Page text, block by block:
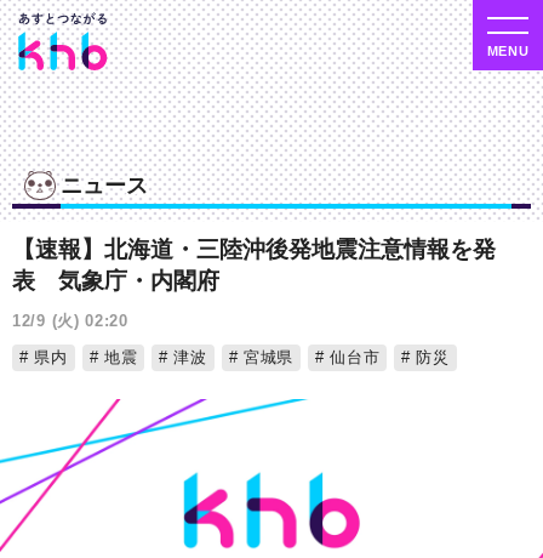
ニュース
【速報】北海道・三陸沖後発地震注意情報を発
表 気象庁・内閣府
12/9 (火) 02:20
県内
地震 津波 宮城県 仙台市 防災